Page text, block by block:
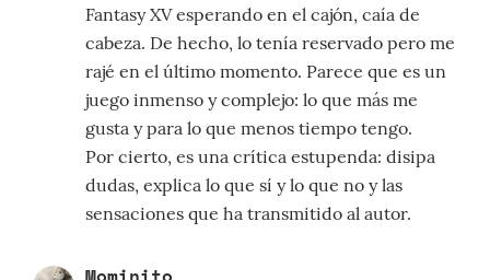
Fantasy XV esperando en el cajón, caía de
cabeza. De hecho, lo tenía reservado pero me
rajé en el último momento. Parece que es un
juego inmenso y complejo: lo que más me
gusta y para lo que menos tiempo tengo.
Por cierto, es una crítica estupenda: disipa
dudas, explica lo que sí y lo que no y las
sensaciones que ha transmitido al autor.